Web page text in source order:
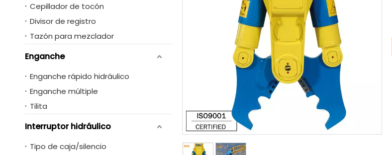
Cepillador de tocón
Divisor de registro
Tazón para mezclador
Enganche
Enganche rápido hidráulico
Enganche múltiple
Tilita
Interruptor hidráulico
Tipo de caja/silencio